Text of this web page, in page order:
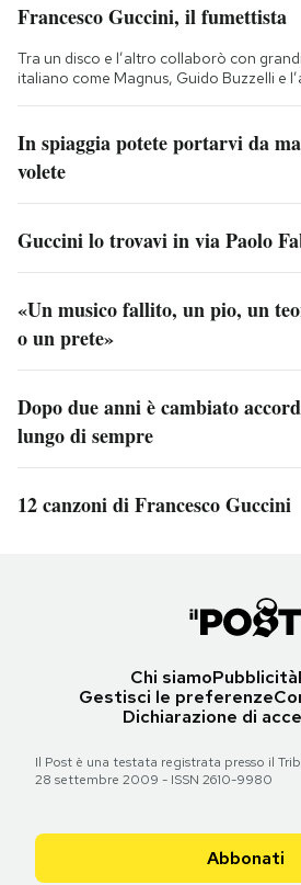
Francesco Guccini, il fumettista
Tra un disco e l’altro collaborò con
italiano come Magnus, Guido Buzzelli e
In spiaggia potete portarvi da
volete
Guccini lo trovavi in via Paolo
«Un musico fallito, un pio, un
o un prete»
Dopo due anni è cambiato
lungo di sempre
12 canzoni di Francesco Guccini
Chi siamoPubblicità
Gestisci le preferenze
Dichiarazione di
Il Post è una testata registrata presso il
28 settembre 2009 - ISSN 2610-9980
Abbonati